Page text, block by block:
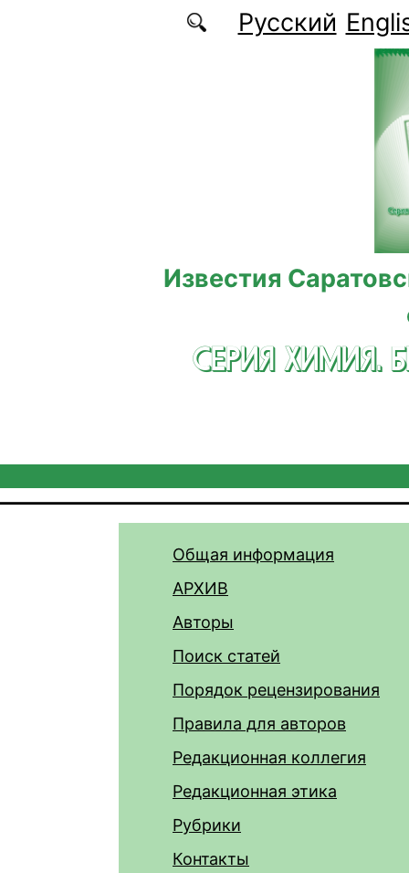
Перейти к основному содержаниюРусский
Известия
СЕРИЯ ХИМИЯ.
Общая информация
АРХИВ
Авторы
Поиск статей
Порядок рецензирования
Правила для авторов
Редакционная коллегия
Редакционная этика
Рубрики
Контакты